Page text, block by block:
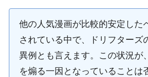
他の人気漫画が比較的安定した
されている中で、ドリフターズ
異例とも言えます。この状況が
を煽る一因となっていることは